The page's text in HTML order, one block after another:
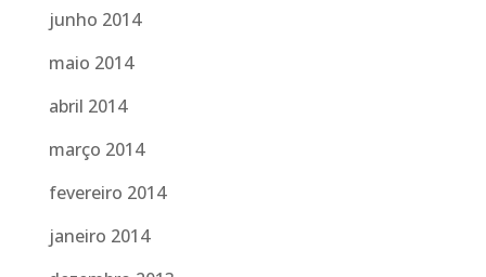
junho 2014
maio 2014
abril 2014
março 2014
fevereiro 2014
janeiro 2014